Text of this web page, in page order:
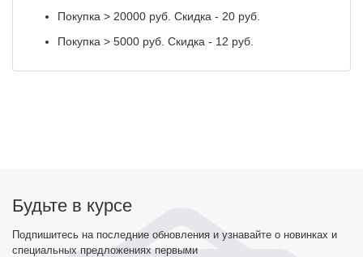
Покупка > 20000 руб. Скидка - 20 руб.
Покупка > 5000 руб. Скидка - 12 руб.
Будьте в курсе
Подпишитесь на последние обновления и узнавайте о новинках и
специальных предложениях первыми